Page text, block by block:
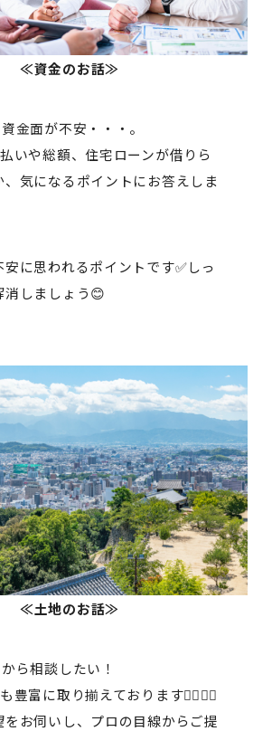
≪資金のお話≫
金面が不安・・・。
いや総額、住宅ローンが借りら
気になるポイントにお答えしま
に思われるポイントです✅しっ
消しましょう😊
≪土地のお話≫
ら相談したい！
豊富に取り揃えております🙋‍♂️🙋‍♀️
をお伺いし、プロの目線からご提